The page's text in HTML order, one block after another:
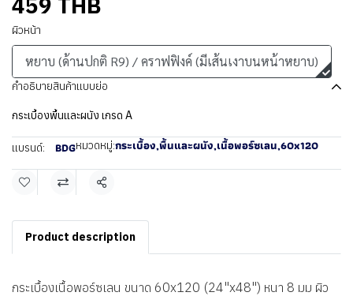
ผิวหน้า
หยาบ (ด้านปกติ R9) / คราฟฟิงค์ (มีเส้นเงาบนหน้าหยาบ)
คำอธิบายสินค้าแบบย่อ
กระเบื้องพื้นและผนัง เกรด A
แบรนด์: BDGหมวดหมู่:กระเบื้อง,พื้นและผนัง,เนื้อพอร์ซเลน,60x120
แชร์
Product description
กระเบื้องเนื้อพอร์ซเลน ขนาด 60x120 (24"x48") หนา 8 มม ผิว